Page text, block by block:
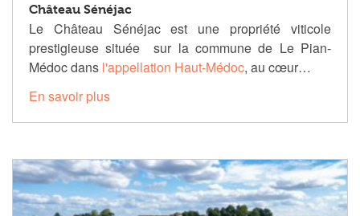
Château Sénéjac
Le Château Sénéjac est une propriété viticole
prestigieuse située sur la commune de Le Pian-
Médoc dans l'appellation Haut-Médoc, au cœur…
En savoir plus